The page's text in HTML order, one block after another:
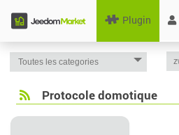
Plugin
Protocole domotique